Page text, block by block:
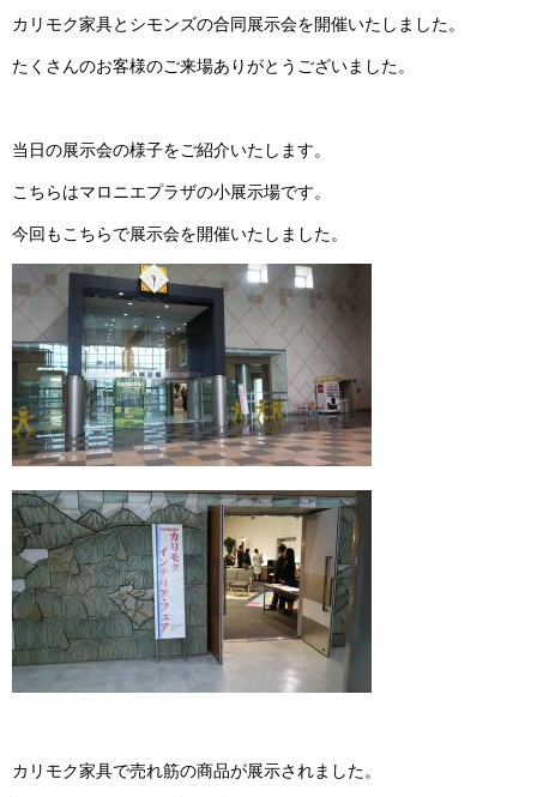
カリモク家具とシモンズの合同展示会を開催いたしました。
たくさんのお客様のご来場ありがとうございました。
当日の展示会の様子をご紹介いたします。
こちらはマロニエプラザの小展示場です。
今回もこちらで展示会を開催いたしました。
カリモク家具で売れ筋の商品が展示されました。